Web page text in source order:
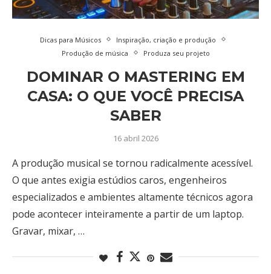
Dicas para Músicos
Inspiração, criação e produção
Produção de música
Produza seu projeto
DOMINAR O MASTERING EM
CASA: O QUE VOCÊ PRECISA
SABER
16 abril 2026
A produção musical se tornou radicalmente acessível.
O que antes exigia estúdios caros, engenheiros
especializados e ambientes altamente técnicos agora
pode acontecer inteiramente a partir de um laptop.
Gravar, mixar, …